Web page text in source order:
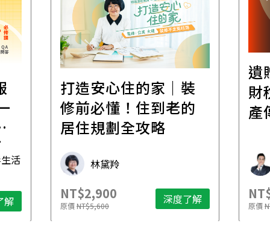
活
解
打造安心住的家｜裝
修前必懂！住到老的
居住規劃全攻略
林黛羚
NT$2,900
原價NT$5,600 深度了解
遺
財
產
原價